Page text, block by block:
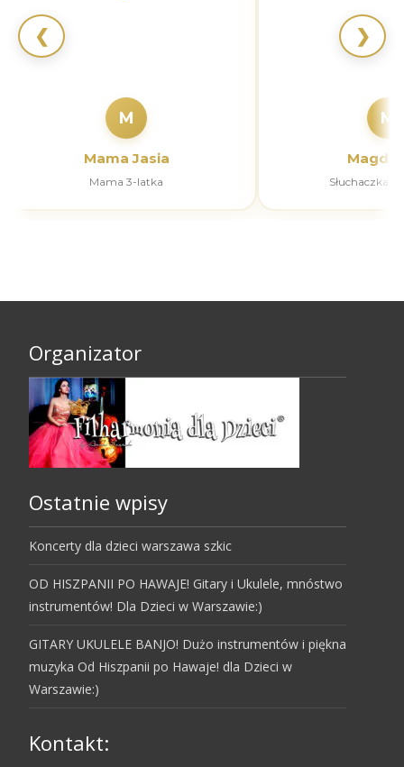
❮
M
Mama Jasia
Mama 3-latka
M
Słuchaczka
❯
Organizator
Ostatnie wpisy
Koncerty dla dzieci warszawa szkic
OD HISZPANII PO HAWAJE! Gitary i Ukulele, mnóstwo
instrumentów! Dla Dzieci w Warszawie:)
GITARY UKULELE BANJO! Dużo instrumentów i piękna
muzyka Od Hiszpanii po Hawaje! dla Dzieci w
Warszawie:)
Kontakt: